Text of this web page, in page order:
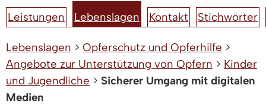
Leistungen Lebenslagen Kontakt Stichwörter
Lebenslagen > Opferschutz und Opferhilfe >
Angebote zur Unterstützung von Opfern > Kinder
und Jugendliche > Sicherer Umgang mit digitalen
Medien